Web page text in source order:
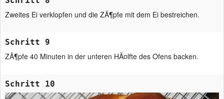
Zweites Ei verklopfen und die ZÃ¶pfe mit dem Ei bestreichen.
Schritt 9
ZÃ¶pfe 40 Minuten in der unteren HÃ¤lfte des Ofens backen.
Schritt 10